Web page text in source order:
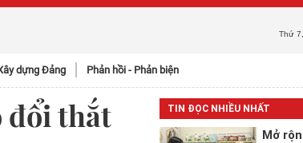
Thứ 7
dựng Đảng Phản hồi - Phản biện
đổi thắt
TIN ĐỌC NHIỀU NHẤT
Mở